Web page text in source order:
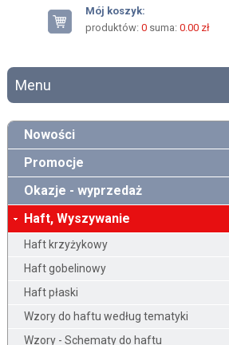
Mój koszyk:
produktów: 0suma: 0.00 zł
Menu
Nowości
Promocje
Okazje - wyprzedaż
Haft, Wyszywanie
Haft krzyżykowy
Haft gobelinowy
Haft płaski
Wzory do haftu według tematyki
Wzory - Schematy do haftu